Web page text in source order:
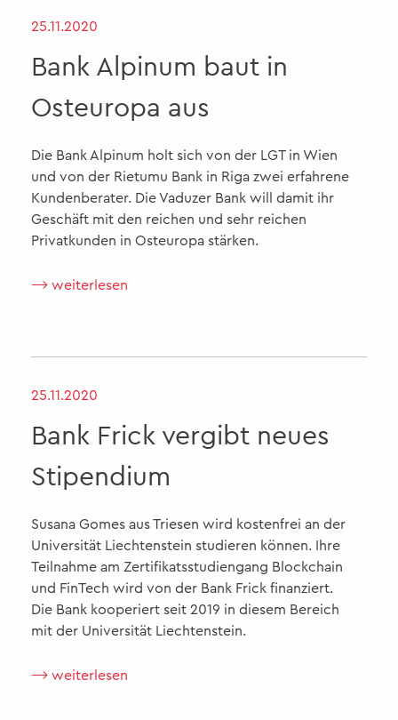
25.11.2020
Bank Alpinum baut in
Osteuropa aus
Die Bank Alpinum holt sich von der LGT in Wien
und von der Rietumu Bank in Riga zwei erfahrene
Kundenberater. Die Vaduzer Bank will damit ihr
Geschäft mit den reichen und sehr reichen
Privatkunden in Osteuropa stärken.
⟶ weiterlesen
25.11.2020
Bank Frick vergibt neues
Stipendium
Susana Gomes aus Triesen wird kostenfrei an der
Universität Liechtenstein studieren können. Ihre
Teilnahme am Zertifikatsstudiengang Blockchain
und FinTech wird von der Bank Frick finanziert.
Die Bank kooperiert seit 2019 in diesem Bereich
mit der Universität Liechtenstein.
⟶ weiterlesen